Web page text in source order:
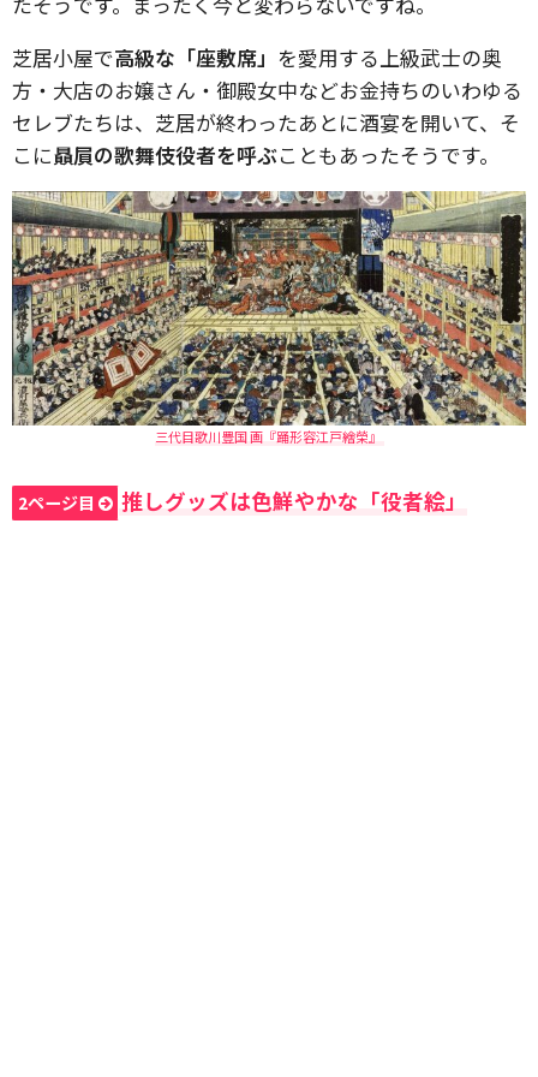
芝居小屋で高級な「座敷席」 を愛用する上級武士の奥
方・大店のお嬢さん・御殿女中などお金持ちのいわゆる
セレブたちは、芝居が終わったあとに酒宴を開いて、そ
こに贔屓の歌舞伎役者を呼ぶこともあったそうです。
三代目歌川豊国 画『踊形容江戸繪榮』
2ページ目 推しグッズは色鮮やかな「役者絵」